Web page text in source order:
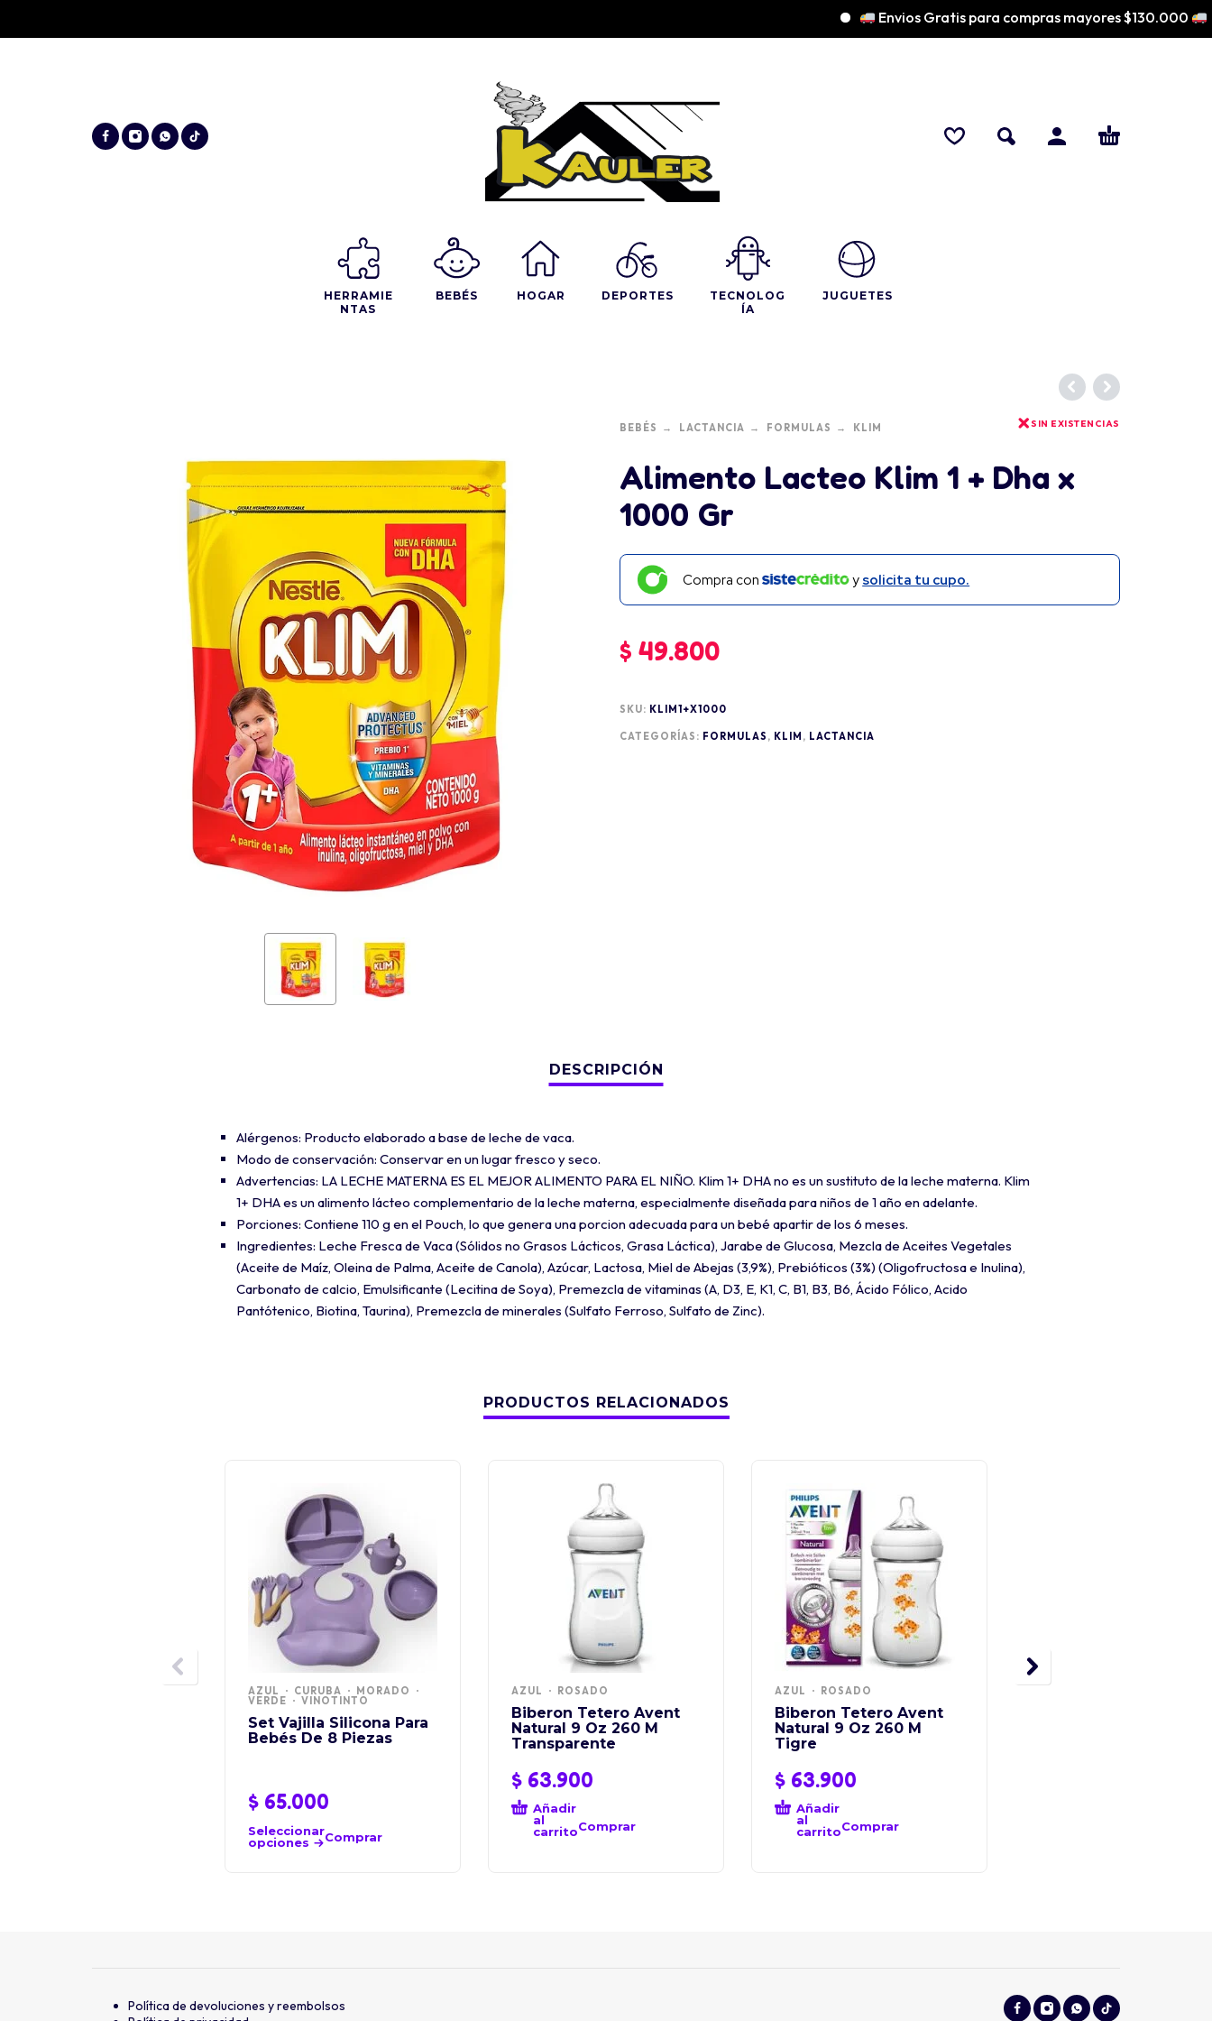
Envios Gratis para compras mayores $130.000
HERRAMIE
NTAS
BEBÉS HOGAR DEPORTES
TECNOLOG
ÍA
JUGUETES
BEBÉS LACTANCIA FORMULAS KLIM SIN EXISTENCIAS
Alimento Lacteo Klim 1 + Dha x
1000 Gr
Compra con y solicita tu cupo.
$ 49.800
SKU: KLIM1+X1000
CATEGORÍAS: FORMULAS , KLIM , LACTANCIA
Alérgenos: Producto elaborado a base de leche de vaca.
Modo de conservación: Conservar en un lugar fresco y seco.
Advertencias: LA LECHE MATERNA ES EL MEJOR ALIMENTO PARA EL NIÑO. Klim 1+ DHA no es un sustituto de la leche materna. Klim
1+ DHA es un alimento lácteo complementario de la leche materna, especialmente diseñada para niños de 1 año en adelante.
Porciones: Contiene 110 g en el Pouch, lo que genera una porcion adecuada para un bebé apartir de los 6 meses.
Ingredientes: Leche Fresca de Vaca (Sólidos no Grasos Lácticos, Grasa Láctica), Jarabe de Glucosa, Mezcla de Aceites Vegetales
(Aceite de Maíz, Oleina de Palma, Aceite de Canola), Azúcar, Lactosa, Miel de Abejas (3,9%), Prebióticos (3%) (Oligofructosa e Inulina),
Carbonato de calcio, Emulsificante (Lecitina de Soya), Premezcla de vitaminas (A, D3, E, K1, C, B1, B3, B6, Ácido Fólico, Acido
Pantótenico, Biotina, Taurina), Premezcla de minerales (Sulfato Ferroso, Sulfato de Zinc).
PRODUCTOS RELACIONADOS
AZUL CURUBA MORADO
VERDE VINOTINTO
Set Vajilla Silicona Para
Bebés De 8 Piezas
$ 65.000
Seleccionar
opciones
Comprar
AZUL ROSADO
Biberon Tetero Avent
Natural 9 Oz 260 M
Transparente
$ 63.900
Añadir
al
carritoComprar
AZUL ROSADO
Biberon Tetero Avent
Natural 9 Oz 260 M
Tigre
$ 63.900
Añadir
al
carritoComprar
Política de devoluciones y reembolsos